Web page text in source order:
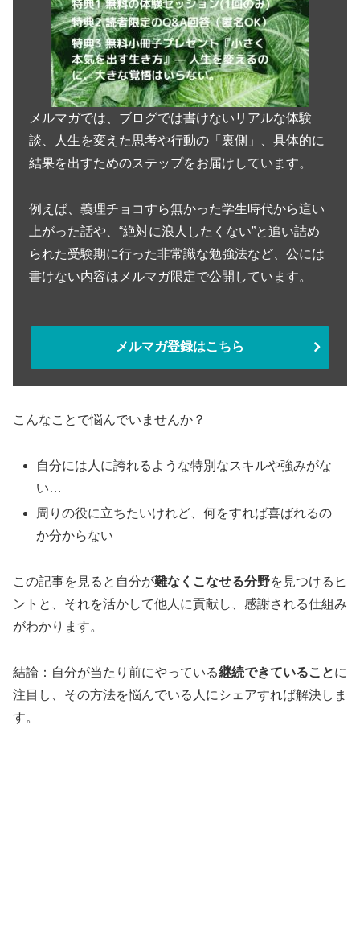
メルマガでは、ブログでは書けないリアルな体験
談、人生を変えた思考や行動の「裏側」、具体的に
結果を出すためのステップをお届けしています。
例えば、義理チョコすら無かった学生時代から這い
上がった話や、“絶対に浪人したくない”と追い詰め
られた受験期に行った非常識な勉強法など、公には
書けない内容はメルマガ限定で公開しています。
メルマガ登録はこちら
こんなことで悩んでいませんか？
自分には人に誇れるような特別なスキルや強みがな
い…
周りの役に立ちたいけれど、何をすれば喜ばれるの
か分からない
この記事を見ると自分が難なくこなせる分野を見つけるヒ
ントと、それを活かして他人に貢献し、感謝される仕組み
がわかります。
結論：自分が当たり前にやっている継続できていることに
注目し、その方法を悩んでいる人にシェアすれば解決しま
す。